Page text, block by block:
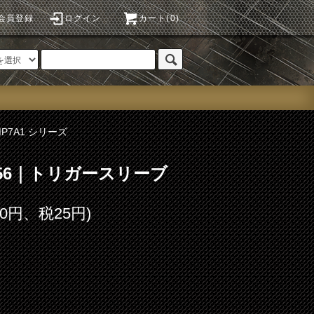
員登録 ログイン カート(0)
シリーズ
｜トリガースリーブ
円、税25円)